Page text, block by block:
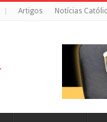
Artigos Notícias